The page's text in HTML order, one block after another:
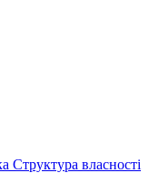
Структура власності